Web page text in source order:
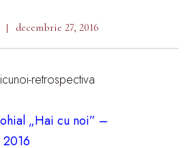
decembrie 27, 2016
„Hai cu noi” –
2016